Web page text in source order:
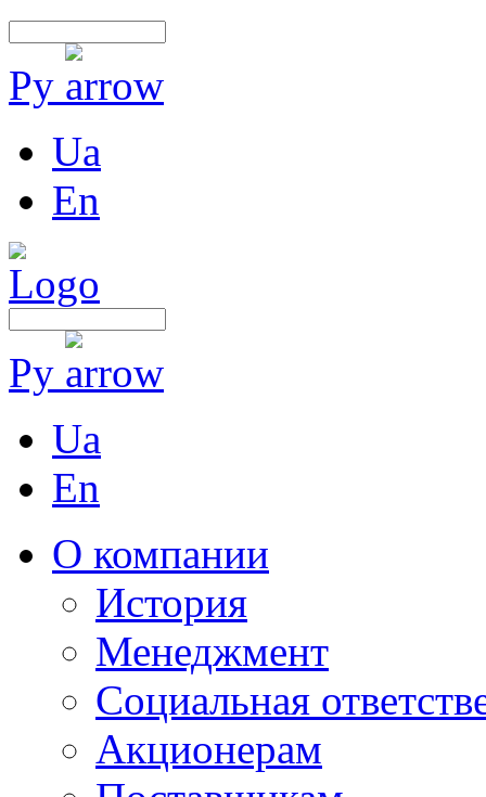
Ру
Ua
En
Ру
Ua
En
О компании
История
Менеджмент
Социальная
Акционерам